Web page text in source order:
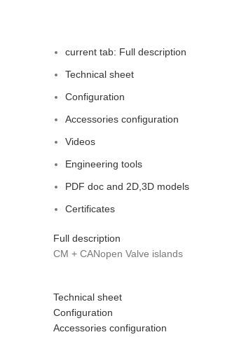
current tab: Full description
Technical sheet
Configuration
Accessories configuration
Videos
Engineering tools
PDF doc and 2D,3D models
Certificates
Full description
CM + CANopen Valve islands
Technical sheet
Configuration
Accessories configuration